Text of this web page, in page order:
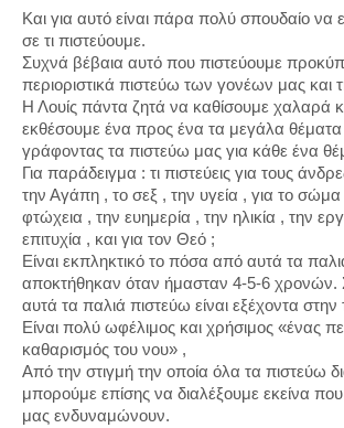
Και για αυτό είναι πάρα πολύ σπουδαίο να
σε τι πιστεύουμε.
Συχνά βέβαια αυτό που πιστεύουμε
περιοριστικά πιστεύω των γονέων μας και
Η Λουίς πάντα ζητά να καθίσουμε χαλαρά
εκθέσουμε ένα προς ένα τα μεγάλα θέματα
γράφοντας τα πιστεύω μας για κάθε ένα
Για παράδειγμα : τι πιστεύεις για τους
την Αγάπη , το σεξ , την υγεία , για το σώμα
φτώχεια , την ευημερία , την ηλικία , την
επιτυχία , και για τον Θεό ;
Είναι εκπληκτικό το πόσα από αυτά τα
αποκτήθηκαν όταν ήμασταν 4-5-6 χρονών.
αυτά τα παλιά πιστεύω είναι εξέχοντα
Είναι πολύ ωφέλιμος και χρήσιμος «ένας
καθαρισμός του νου» ,
Από την στιγμή την οποία όλα τα πιστεύω
μπορούμε επίσης να διαλέξουμε εκείνα
μας ενδυναμώνουν.